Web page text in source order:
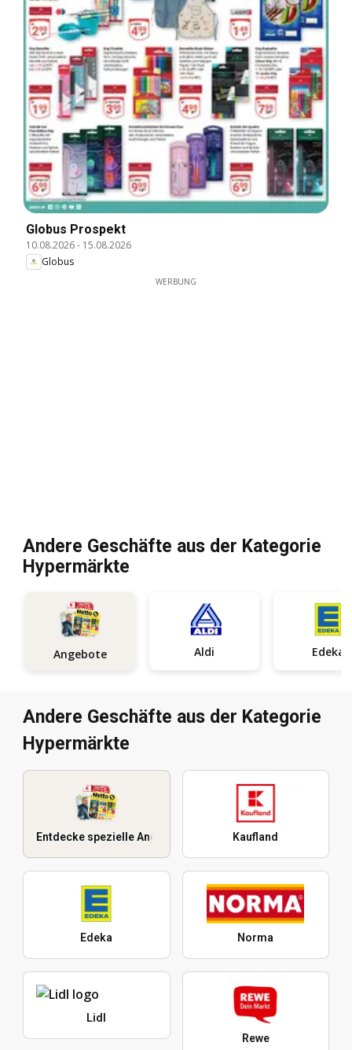
Globus Prospekt
10.08.2026- 15.08.2026
Globus
WERBUNG
Andere Geschäfte aus der Kategorie
Hypermärkte
Angebote Aldi Edeka
Andere Geschäfte aus der Kategorie
Hypermärkte
Entdecke spezielle Angebote Kaufland
Edeka Norma
Lidl
Rewe